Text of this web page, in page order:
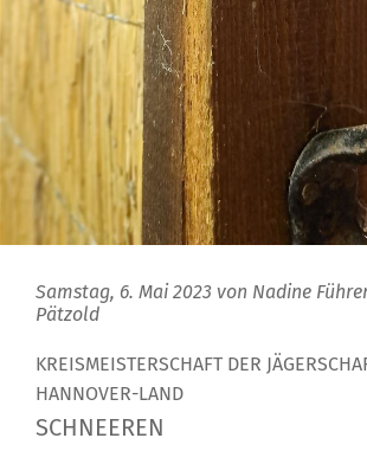
Samstag, 6. Mai 2023 von Nadine
Pätzold
KREISMEISTERSCHAFT DER
HANNOVER-LAND
SCHNEEREN